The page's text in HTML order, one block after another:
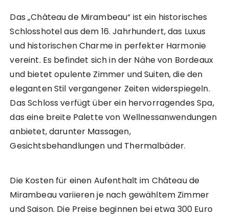
Das „Château de Mirambeau“ ist ein historisches
Schlosshotel aus dem 16. Jahrhundert, das Luxus
und historischen Charme in perfekter Harmonie
vereint. Es befindet sich in der Nähe von Bordeaux
und bietet opulente Zimmer und Suiten, die den
eleganten Stil vergangener Zeiten widerspiegeln.
Das Schloss verfügt über ein hervorragendes Spa,
das eine breite Palette von Wellnessanwendungen
anbietet, darunter Massagen,
Gesichtsbehandlungen und Thermalbäder.
Die Kosten für einen Aufenthalt im Château de
Mirambeau variieren je nach gewähltem Zimmer
und Saison. Die Preise beginnen bei etwa 300 Euro